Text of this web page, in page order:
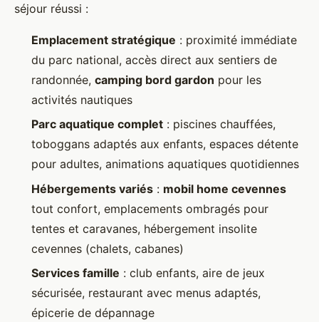
séjour réussi :
Emplacement stratégique : proximité immédiate
du parc national, accès direct aux sentiers de
randonnée, camping bord gardon pour les
activités nautiques
Parc aquatique complet : piscines chauffées,
toboggans adaptés aux enfants, espaces détente
pour adultes, animations aquatiques quotidiennes
Hébergements variés : mobil home cevennes
tout confort, emplacements ombragés pour
tentes et caravanes, hébergement insolite
cevennes (chalets, cabanes)
Services famille : club enfants, aire de jeux
sécurisée, restaurant avec menus adaptés,
épicerie de dépannage